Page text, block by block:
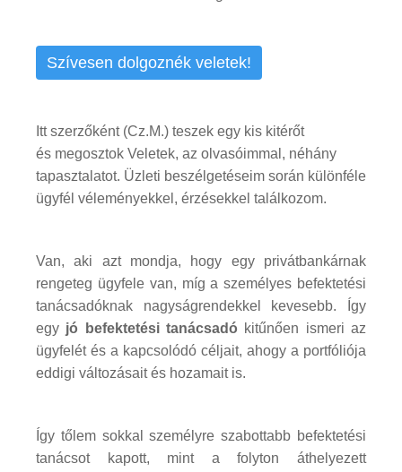
Szívesen dolgoznék veletek!
Itt szerzőként (Cz.M.) teszek egy kis kitérőt
és megosztok Veletek, az olvasóimmal, néhány
tapasztalatot. Üzleti beszélgetéseim során különféle
ügyfél véleményekkel, érzésekkel találkozom.
Van, aki azt mondja, hogy egy privátbankárnak
rengeteg ügyfele van, míg a személyes befektetési
tanácsadóknak nagyságrendekkel kevesebb. Így
egy jó befektetési tanácsadó kitűnően ismeri az
ügyfelét és a kapcsolódó céljait, ahogy a portfóliója
eddigi változásait és hozamait is.
Így tőlem sokkal személyre szabottabb befektetési
tanácsot kapott, mint a folyton áthelyezett